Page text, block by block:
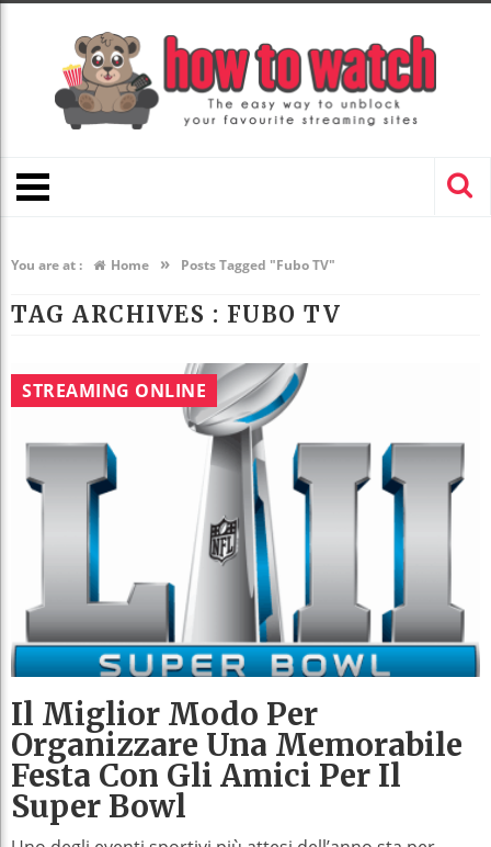
You are at : Home » Posts Tagged "Fubo TV"
TAG ARCHIVES : FUBO TV
STREAMING ONLINE
Il Miglior Modo Per
Organizzare Una Memorabile
Festa Con Gli Amici Per Il
Super Bowl